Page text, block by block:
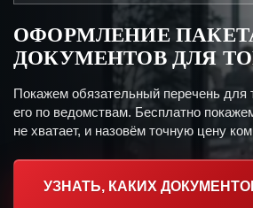
ОФОРМЛЕНИЕ
ДОКУМЕНТОВ ДЛЯ
Покажем обязательный перечень для
его по ведомствам. Бесплатно
не хватает, и назовём точную цену
УЗНАТЬ, КАКИХ